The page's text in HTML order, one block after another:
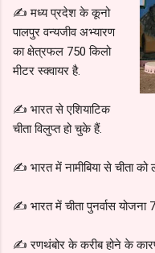
✍️ मध्य प्रदेश के कूनो
पालपुर वन्यजीव अभ्यारण
का क्षेत्रफल 750 किलो
मीटर स्क्वायर है.
✍️ भारत से एशियाटिक
चीता विलुप्त हो चुके हैं.
✍️ भारत में नामीबिया से चीता को
✍️ भारत में चीता पुनर्वास
✍ रणथंबोर के करीब होने के